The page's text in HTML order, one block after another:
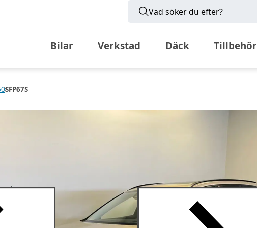
Vad söker du efter?
Bilar Verkstad Däck Tillbehör
SFP67S